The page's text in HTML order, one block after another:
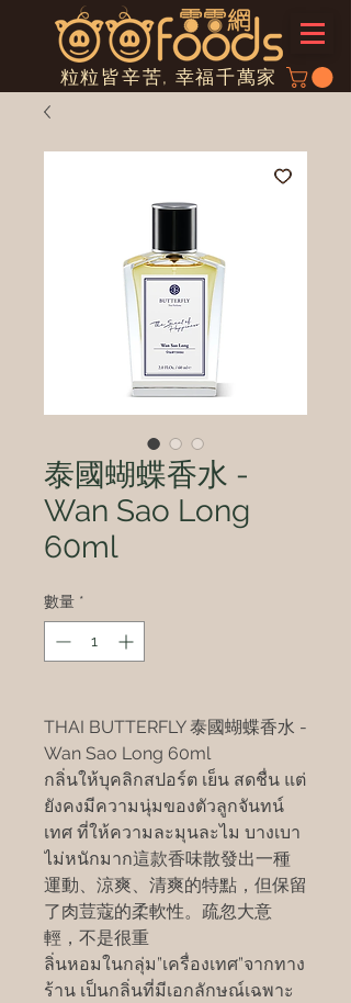
粒粒皆辛苦, 幸福千萬家
泰國蝴蝶香水 -
Wan Sao Long
60ml
數量 *
THAI BUTTERFLY 泰國蝴蝶香水 -
Wan Sao Long 60ml
กลิ่นให้บุคลิกสปอร์ต เย็น สดชื่น แต่
ยังคงมีความนุ่มของตัวลูกจันทน์
เทศ ที่ให้ความละมุนละไม บางเบา
ไม่หนักมาก這款香味散發出一種
運動、涼爽、清爽的特點，但保留
了肉荳蔻的柔軟性。疏忽大意
輕，不是很重
ลิ่นหอมในกลุ่ม”เครื่องเทศ”จากทาง
ร้าน เป็นกลิ่นที่มีเอกลักษณ์เฉพาะ